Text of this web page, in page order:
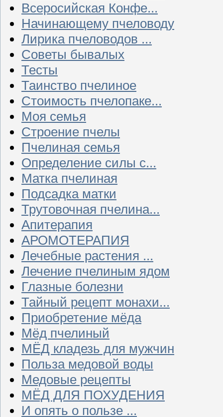
Всеросийская Конфе...
Начинающему пчеловоду
Лирика пчеловодов ...
Советы бывалых
Тесты
Таинство пчелиное
Стоимость пчелопаке...
Моя семья
Строение пчелы
Пчелиная семья
Определение силы с...
Матка пчелиная
Подсадка матки
Трутовочная пчелина...
Апитерапия
АРОМОТЕРАПИЯ
Лечебные растения ...
Лечение пчелиным ядом
Глазные болезни
Тайный рецепт монахи...
Приобретение мёда
Мёд пчелиный
МЁД кладезь для мужчин
Польза медовой воды
Медовые рецепты
МЁД ДЛЯ ПОХУДЕНИЯ
И опять о пользе ...